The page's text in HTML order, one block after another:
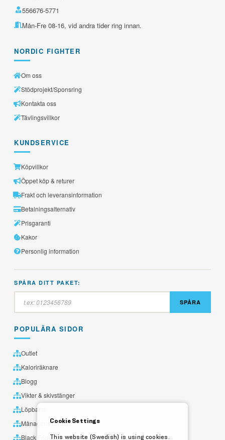
556676-5771
Mån-Fre 08-16, vid andra tider ring innan.
NORDIC FIGHTER
Om oss
Stödprojekt/Sponsring
Kontakta oss
Tävlingsvillkor
KUNDSERVICE
Köpvillkor
Öppet köp & returer
Frakt och leveransinformation
Betalningsalternativ
Prisgaranti
Kakor
Personlig information
SPÅRA DITT PAKET:
SPÅRA
POPULÄRA SIDOR
Outlet
Kaloriräknare
Blogg
Vikter & skivstänger
Löpband
Månadens utvalda
Black Friday
Cookie Settings
This website (Swedish) is using cookies.